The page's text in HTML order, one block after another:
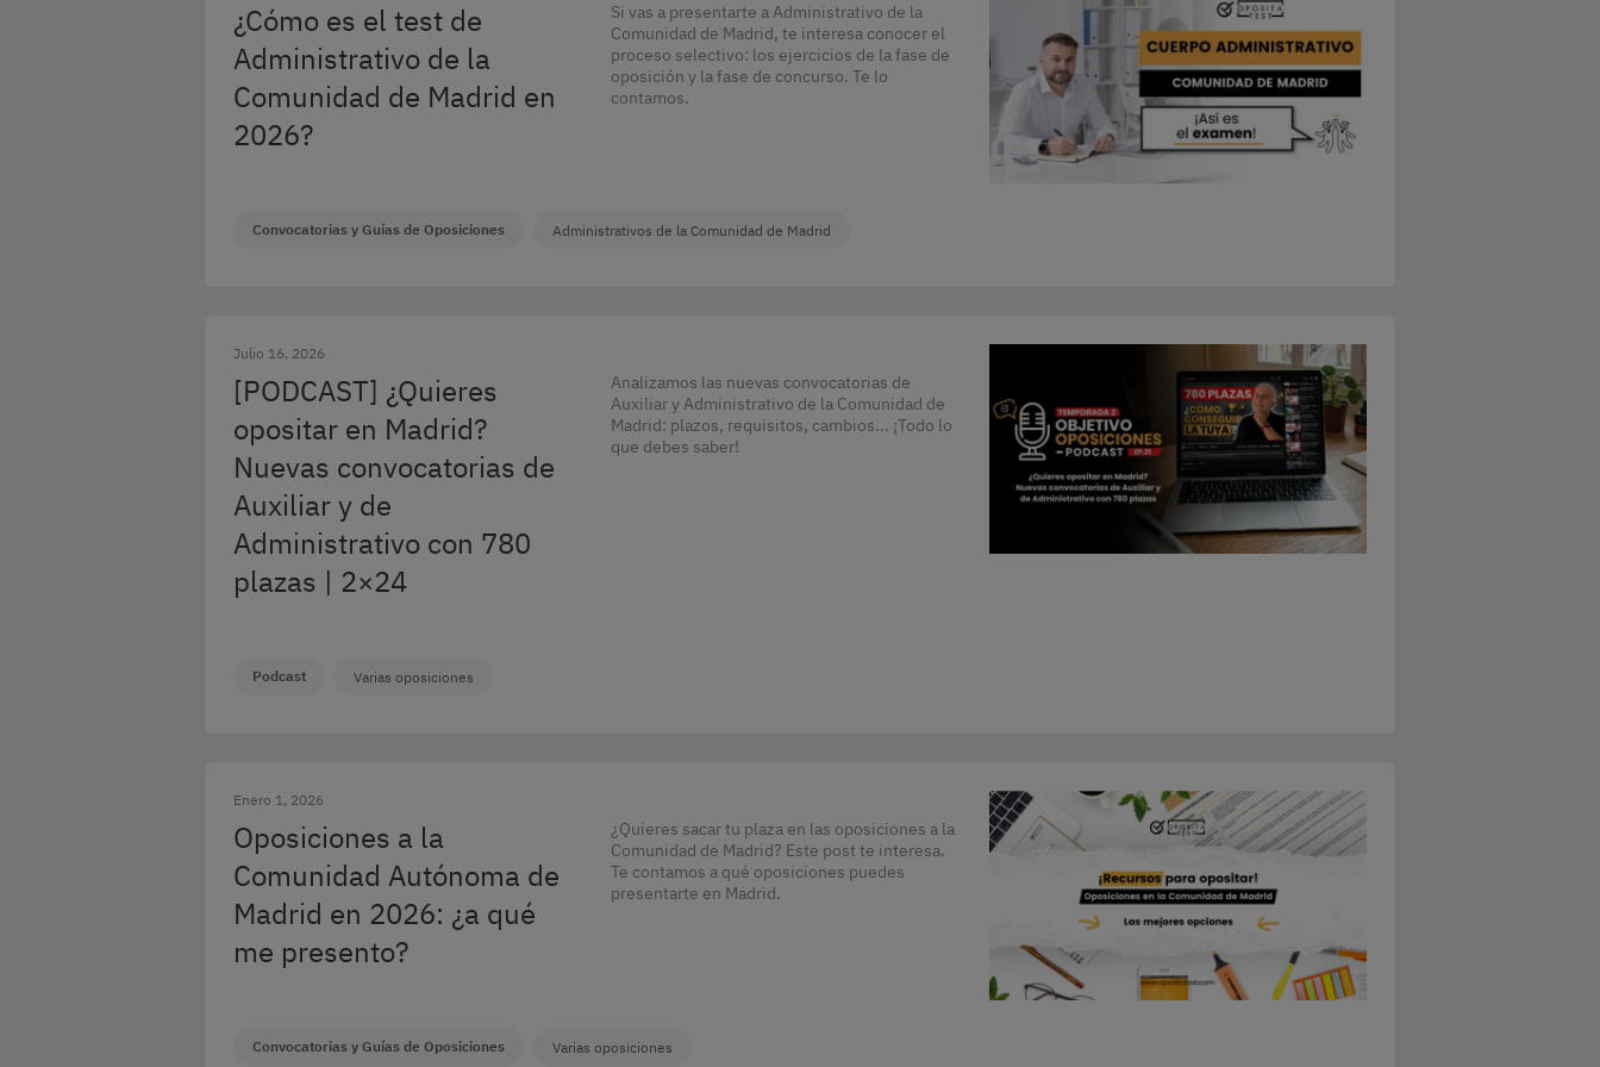
¿Cómo es el test de
Administrativo de la
Comunidad de Madrid en
2026?
Si vas a presentarte a Administrativo de la
Comunidad de Madrid, te interesa conocer el
proceso selectivo: los ejercicios de la fase de
oposición y la fase de concurso. Te lo
contamos.
Convocatorias y Guías de Oposiciones Administrativos de la Comunidad de Madrid
Julio 16, 2026
[PODCAST] ¿Quieres
opositar en Madrid?
Nuevas convocatorias de
Auxiliar y de
Administrativo con 780
plazas | 2×24
Analizamos las nuevas convocatorias de
Auxiliar y Administrativo de la Comunidad de
Madrid: plazos, requisitos, cambios... ¡Todo lo
que debes saber!
Podcast Varias oposiciones
Enero 1, 2026
Oposiciones a la
Comunidad Autónoma de
Madrid en 2026: ¿a qué
me presento?
¿Quieres sacar tu plaza en las oposiciones a la
Comunidad de Madrid? Este post te interesa.
Te contamos a qué oposiciones puedes
presentarte en Madrid.
Convocatorias y Guías de Oposiciones Varias oposiciones